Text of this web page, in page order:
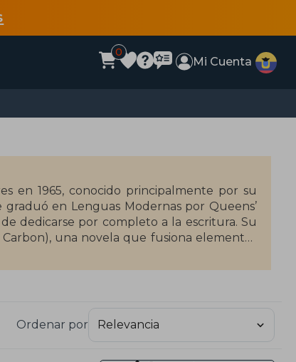
0
Mi Cuenta
en 1965, conocido principalmente por su
en Lenguas Modernas por Queens’
dedicarse por completo a la escritura. Su
una novela que fusiona elementos
al personaje Takeshi Kovacs, fue
por Netflix en una serie del mismo
(2005). También ha incursionado en
primer libro, Sólo el acero (The Steel
Ordenar por